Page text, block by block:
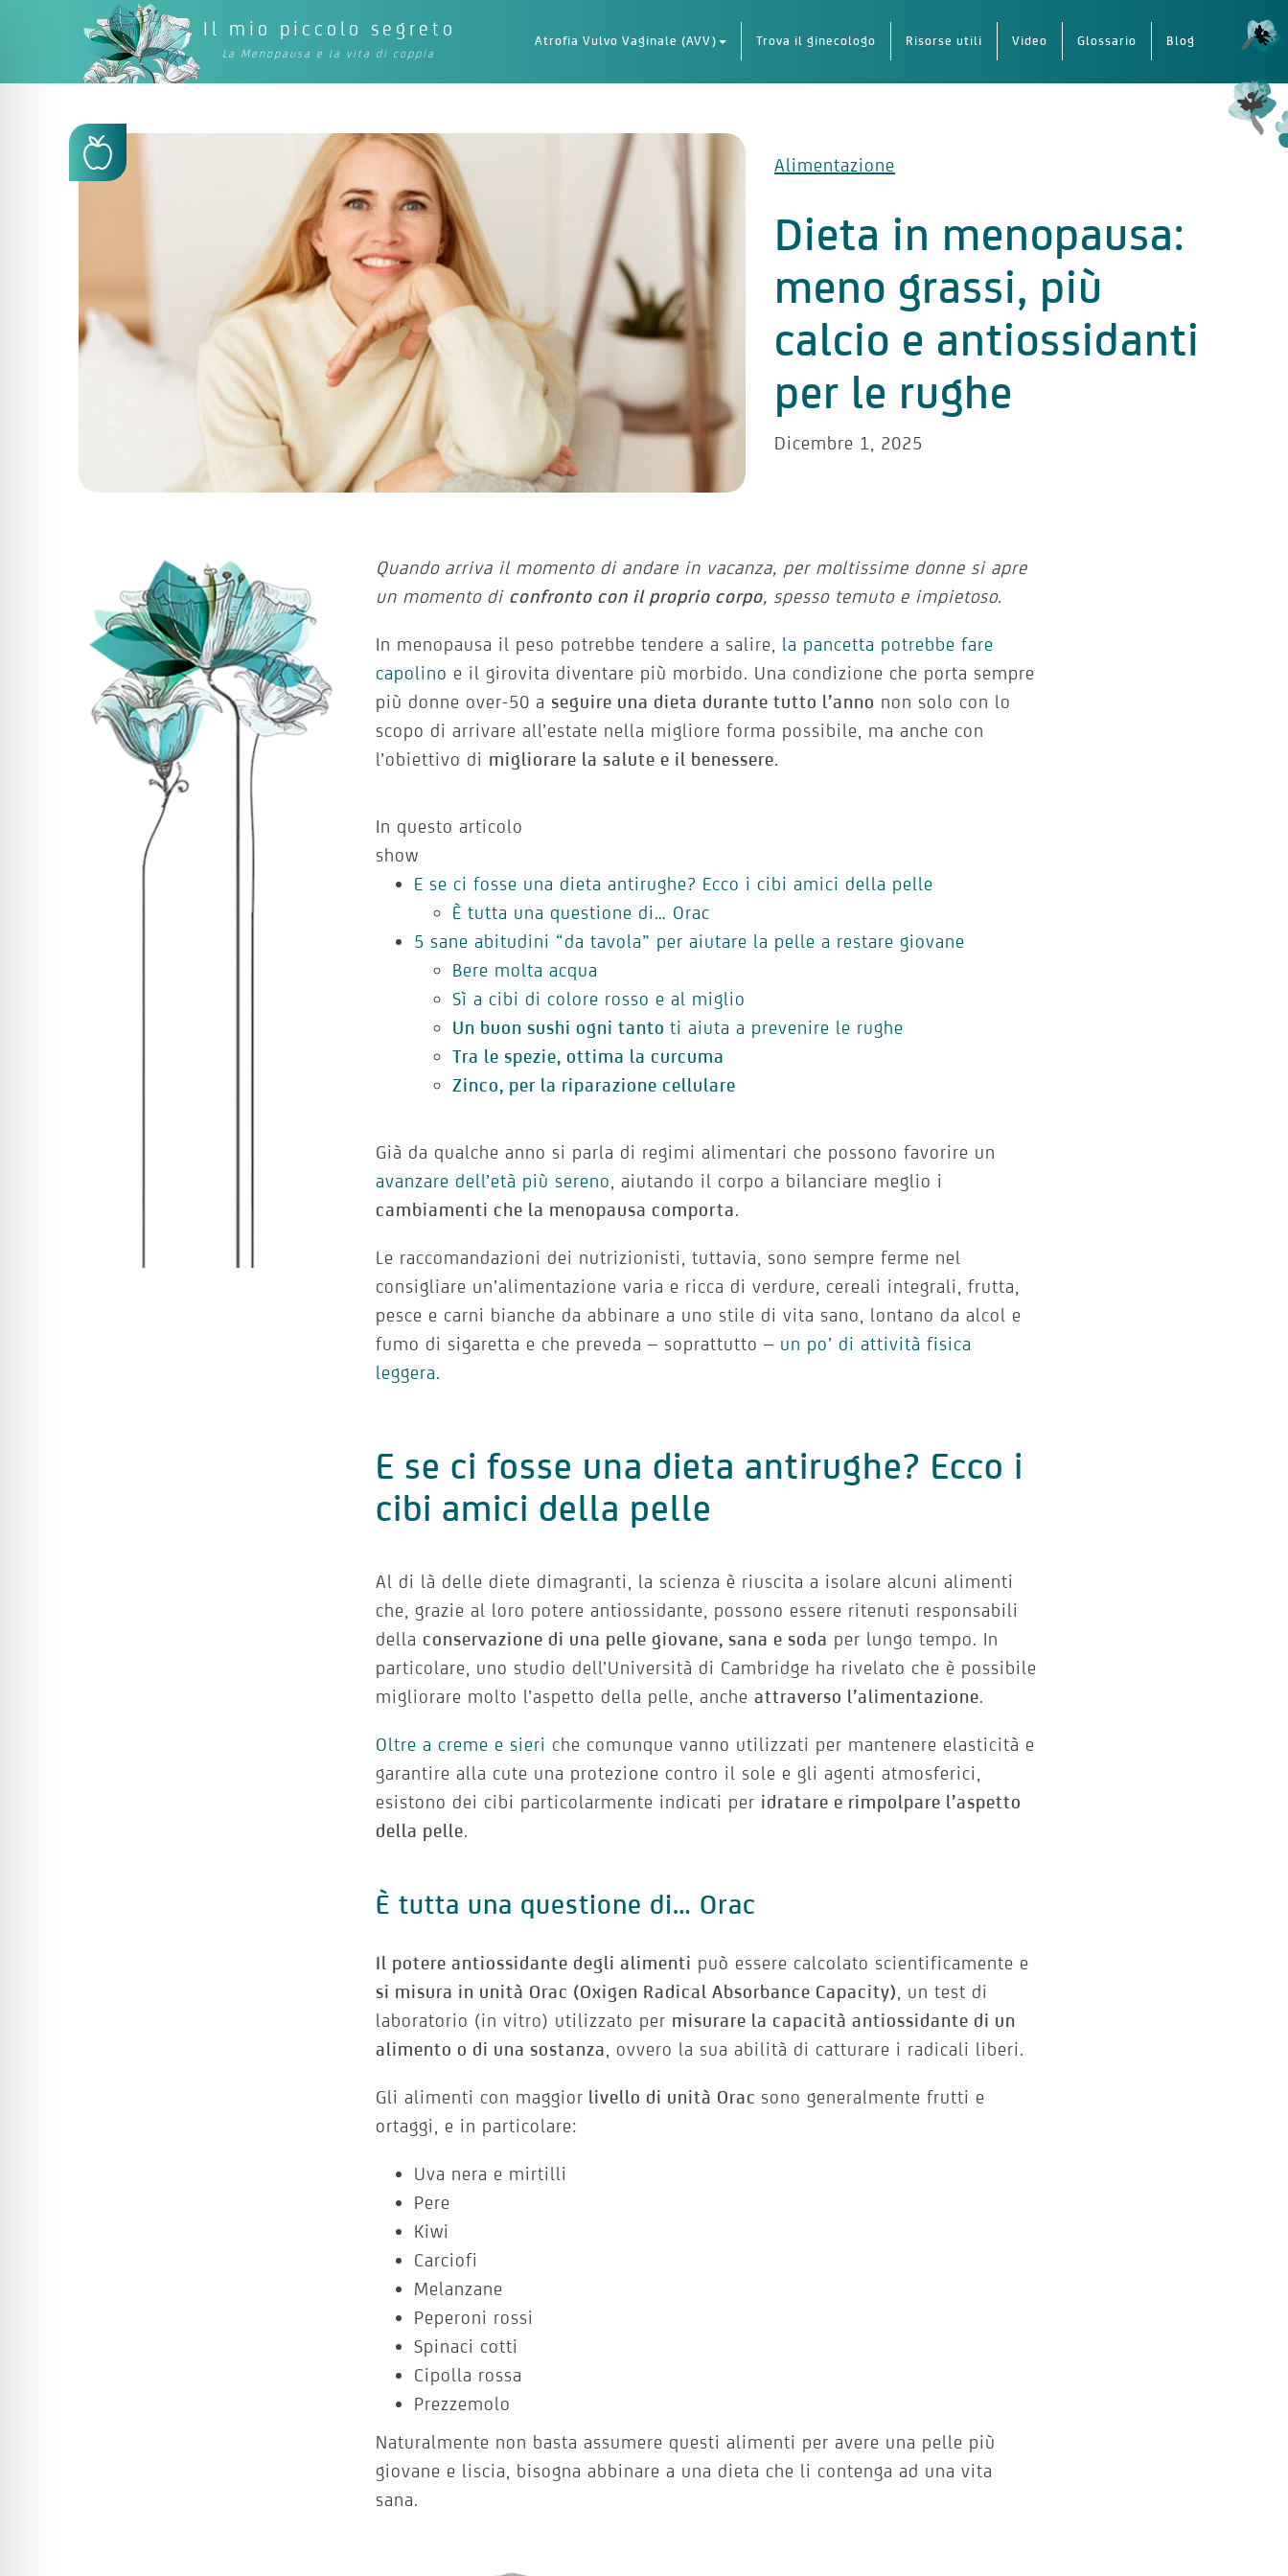
Il mio piccolo segreto
La Menopausa e la vita di coppia
Atrofia Vulvo Vaginale (AVV) Trova il ginecologo Risorse utili Video Glossario Blog
Alimentazione
Dieta in menopausa:
meno grassi, più
calcio e antiossidanti
per le rughe
Dicembre 1, 2025
Quando arriva il momento di andare in vacanza, per moltissime donne si apre
un momento di confronto con il proprio corpo, spesso temuto e impietoso.
In menopausa il peso potrebbe tendere a salire, la pancetta potrebbe fare
capolino e il girovita diventare più morbido. Una condizione che porta sempre
più donne over-50 a seguire una dieta durante tutto l’anno non solo con lo
scopo di arrivare all’estate nella migliore forma possibile, ma anche con
l’obiettivo di migliorare la salute e il benessere.
In questo articolo
show
E se ci fosse una dieta antirughe? Ecco i cibi amici della pelle
È tutta una questione di… Orac
5 sane abitudini “da tavola” per aiutare la pelle a restare giovane
Bere molta acqua
Sì a cibi di colore rosso e al miglio
Un buon sushi ogni tantoti aiuta a prevenire le rughe
Tra le spezie, ottima la curcuma
Zinco, per la riparazione cellulare
Già da qualche anno si parla di regimi alimentari che possono favorire un
avanzare dell’età più sereno , aiutando il corpo a bilanciare meglio i
cambiamenti che la menopausa comporta.
Le raccomandazioni dei nutrizionisti, tuttavia, sono sempre ferme nel
consigliare un’alimentazione varia e ricca di verdure, cereali integrali, frutta,
pesce e carni bianche da abbinare a uno stile di vita sano, lontano da alcol e
fumo di sigaretta e che preveda – soprattutto – un po’ di attività fisica
leggera.
E se ci fosse una dieta antirughe? Ecco i
cibi amici della pelle
Al di là delle diete dimagranti, la scienza è riuscita a isolare alcuni alimenti
che, grazie al loro potere antiossidante, possono essere ritenuti responsabili
dellaconservazione di una pelle giovane, sana e soda per lungo tempo. In
particolare, uno studio dell’Università di Cambridge ha rivelato che è possibile
migliorare molto l’aspetto della pelle, ancheattraverso l’alimentazione.
Oltre a creme e sieri che comunque vanno utilizzati per mantenere elasticità e
garantire alla cute una protezione contro il sole e gli agenti atmosferici,
esistono dei cibi particolarmente indicati per idratare e rimpolpare l’aspetto
della pelle.
È tutta una questione di… Orac
Il potere antiossidante degli alimenti può essere calcolato scientificamente e
si misura in unità Orac (Oxigen Radical Absorbance Capacity)
, un test di
laboratorio (in vitro) utilizzato per misurare la capacità antiossidante di un
alimento o di una sostanza
, ovvero la sua abilità di catturare i radicali liberi.
Gli alimenti con maggior livello di unità Orac sono generalmente frutti e
ortaggi, e in particolare:
Uva nera e mirtilli
Pere
Kiwi
Carciofi
Melanzane
Peperoni rossi
Spinaci cotti
Cipolla rossa
Prezzemolo
Naturalmente non basta assumere questi alimenti per avere una pelle più
giovane e liscia, bisogna abbinare a una dieta che li contenga ad una vita
sana.